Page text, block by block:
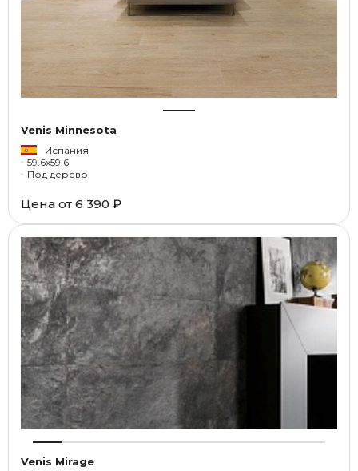
Venis Minnesota
Испания
59.6x59.6
Под дерево
Цена от 6 390 ₽
Venis Mirage